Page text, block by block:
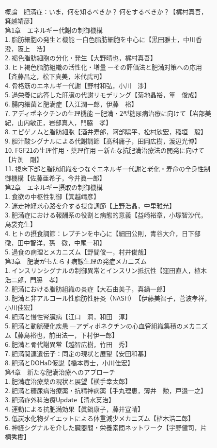
概論 肥満症：いま，何を知るべきか？ 何をするべきか？【梶村真吾，
箕越靖彦】
第1章 エネルギー代謝の制御機構
1. 脂肪細胞の発生と機能 ―白色脂肪細胞を中心に【黒田雅士，中川香
澄，阪上 浩】
2. 褐色脂肪細胞の分化・発生【大野晴也，梶村真吾】
3. ヒト褐色脂肪組織の活性化・増量 ―その評価法と肥満対策への応用
【斉藤昌之，松下真美，米代武司】
4. 骨格筋のエネルギー代謝【野村和弘，小川 渉】
5. 過栄養に応答した肝臓の代謝リモデリング【菊地晶裕，篁 俊成】
6. 腸内細菌と肥満症【入江潤一郎，伊藤 裕】
7. アディポネクチンの生理機能 ―肥満・2型糖尿病治療に向けて【岩部美
紀，山内敏正，岩部真人，門脇 孝】
8. エピゲノムと脂肪細胞【酒井寿郎，阿部陽平，松村欣宏，稲垣 毅】
9. 胆汁酸シグナルによる代謝調節【髙科庸子，田岡広樹，渡辺光博】
10. FGF21の生理作用・薬理作用 ―新たな抗肥満治療法の開発に向けて
【片渕 剛】
11. 視床下部と脂肪組織をつなぐエネルギー代謝と老化・寿命の全身性制
御機構【佐藤亜希子，今井眞一郎】
第2章 エネルギー摂取の制御機構
1. 食欲の中枢性制御【箕越靖彦】
2. 迷走神経求心路を介する摂食調節【上野浩晶，中里雅光】
3. 肥満症における報酬系の役割と病態的意義【益崎裕章，小塚智沙代，
島袋充生】
4. ヒトの摂食調節：レプチンを中心に【細田公則，青谷大介，日下部
徹，田中智洋，孫 徹，中尾一和】
5. 過食の病理とメカニズム【野間俊一，村井俊哉】
第3章 肥満がもたらす病態生理の発症メカニズム
1. インスリンシグナルの制御異常とインスリン抵抗性【窪田直人，植木
浩二郎，門脇 孝】
2. 肥満における脂肪組織の炎症【大石由美子，真鍋一郎】
3. 肥満と非アルコール性脂肪性肝炎（NASH）【伊藤美智子，菅波孝祥，
小川佳宏】
4. 肥満と慢性腎臓病【江口 潤，和田 淳】
5. 肥満と動脈硬化疾患 ―アディポネクチンの心血管組織集積のメカニズ
ム【藤島裕也，前田法一，下村伊一郎】
6. 肥満と骨代謝異常【越智広樹，竹田 秀】
7. 肥満関連遺伝子：同定の現状と展望【安田和基】
8. 肥満とDOHaD仮説【橋本貢士，小川佳宏】
第4章 新たな肥満治療へのアプローチ
1. 肥満症治療薬の現状と展望【横手幸太郎】
2. 肥満と糖尿病治療薬・抗精神病薬【手丸理恵，薄井 勲，戸邉一之】
3. 肥満症外科治療Update【清水英治】
4. 運動による抗肥満効果【眞鍋康子，藤井宣晴】
5. 低炭水化物ダイエットによる体重減少メカニズム【植木浩二郎】
6. 神経シグナルを介した臓器間・栄養素間ネットワーク【宇野健司，片
桐秀樹】